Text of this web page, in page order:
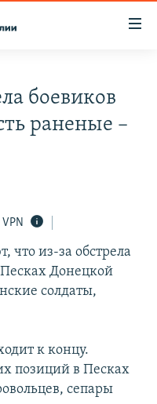
СОПРОТИВЛЕНИЯ
боевиков
раненые –
что из-за обстрела
Донецкой
солдаты,
к концу.
позиций в Песках
сепары